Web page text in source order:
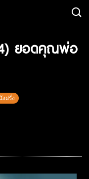
ยอดคุณพ่อ
งฝรั่ง